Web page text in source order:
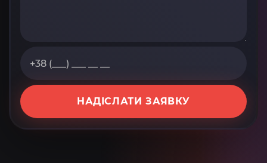
НАДІСЛАТИ ЗАЯВКУ